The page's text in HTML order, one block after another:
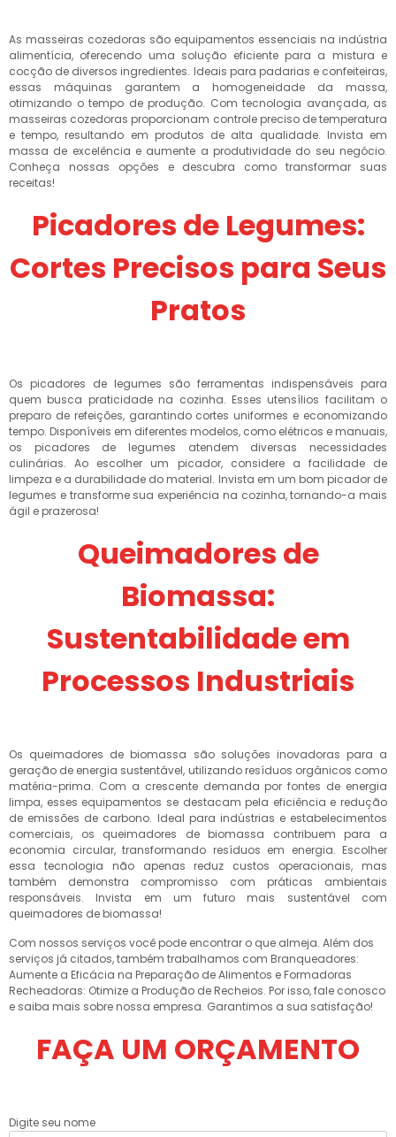
As masseiras cozedoras são equipamentos essenciais na indústria
alimentícia, oferecendo uma solução eficiente para a mistura e
cocção de diversos ingredientes. Ideais para padarias e confeiteiras,
essas máquinas garantem a homogeneidade da massa,
otimizando o tempo de produção. Com tecnologia avançada, as
masseiras cozedoras proporcionam controle preciso de temperatura
e tempo, resultando em produtos de alta qualidade. Invista em
massa de excelência e aumente a produtividade do seu negócio.
Conheça nossas opções e descubra como transformar suas
receitas!
Picadores de Legumes:
Cortes Precisos para Seus
Pratos
Os picadores de legumes são ferramentas indispensáveis para
quem busca praticidade na cozinha. Esses utensílios facilitam o
preparo de refeições, garantindo cortes uniformes e economizando
tempo. Disponíveis em diferentes modelos, como elétricos e manuais,
os picadores de legumes atendem diversas necessidades
culinárias. Ao escolher um picador, considere a facilidade de
limpeza e a durabilidade do material. Invista em um bom picador de
legumes e transforme sua experiência na cozinha, tornando-a mais
ágil e prazerosa!
Queimadores de
Biomassa:
Sustentabilidade em
Processos Industriais
Os queimadores de biomassa são soluções inovadoras para a
geração de energia sustentável, utilizando resíduos orgânicos como
matéria-prima. Com a crescente demanda por fontes de energia
limpa, esses equipamentos se destacam pela eficiência e redução
de emissões de carbono. Ideal para indústrias e estabelecimentos
comerciais, os queimadores de biomassa contribuem para a
economia circular, transformando resíduos em energia. Escolher
essa tecnologia não apenas reduz custos operacionais, mas
também demonstra compromisso com práticas ambientais
responsáveis. Invista em um futuro mais sustentável com
queimadores de biomassa!
Com nossos serviços você pode encontrar o que almeja. Além dos
serviços já citados, também trabalhamos com Branqueadores:
Aumente a Eficácia na Preparação de Alimentos e Formadoras
Recheadoras: Otimize a Produção de Recheios. Por isso, fale conosco
e saiba mais sobre nossa empresa. Garantimos a sua satisfação!
FAÇA UM ORÇAMENTO
Digite seu nome